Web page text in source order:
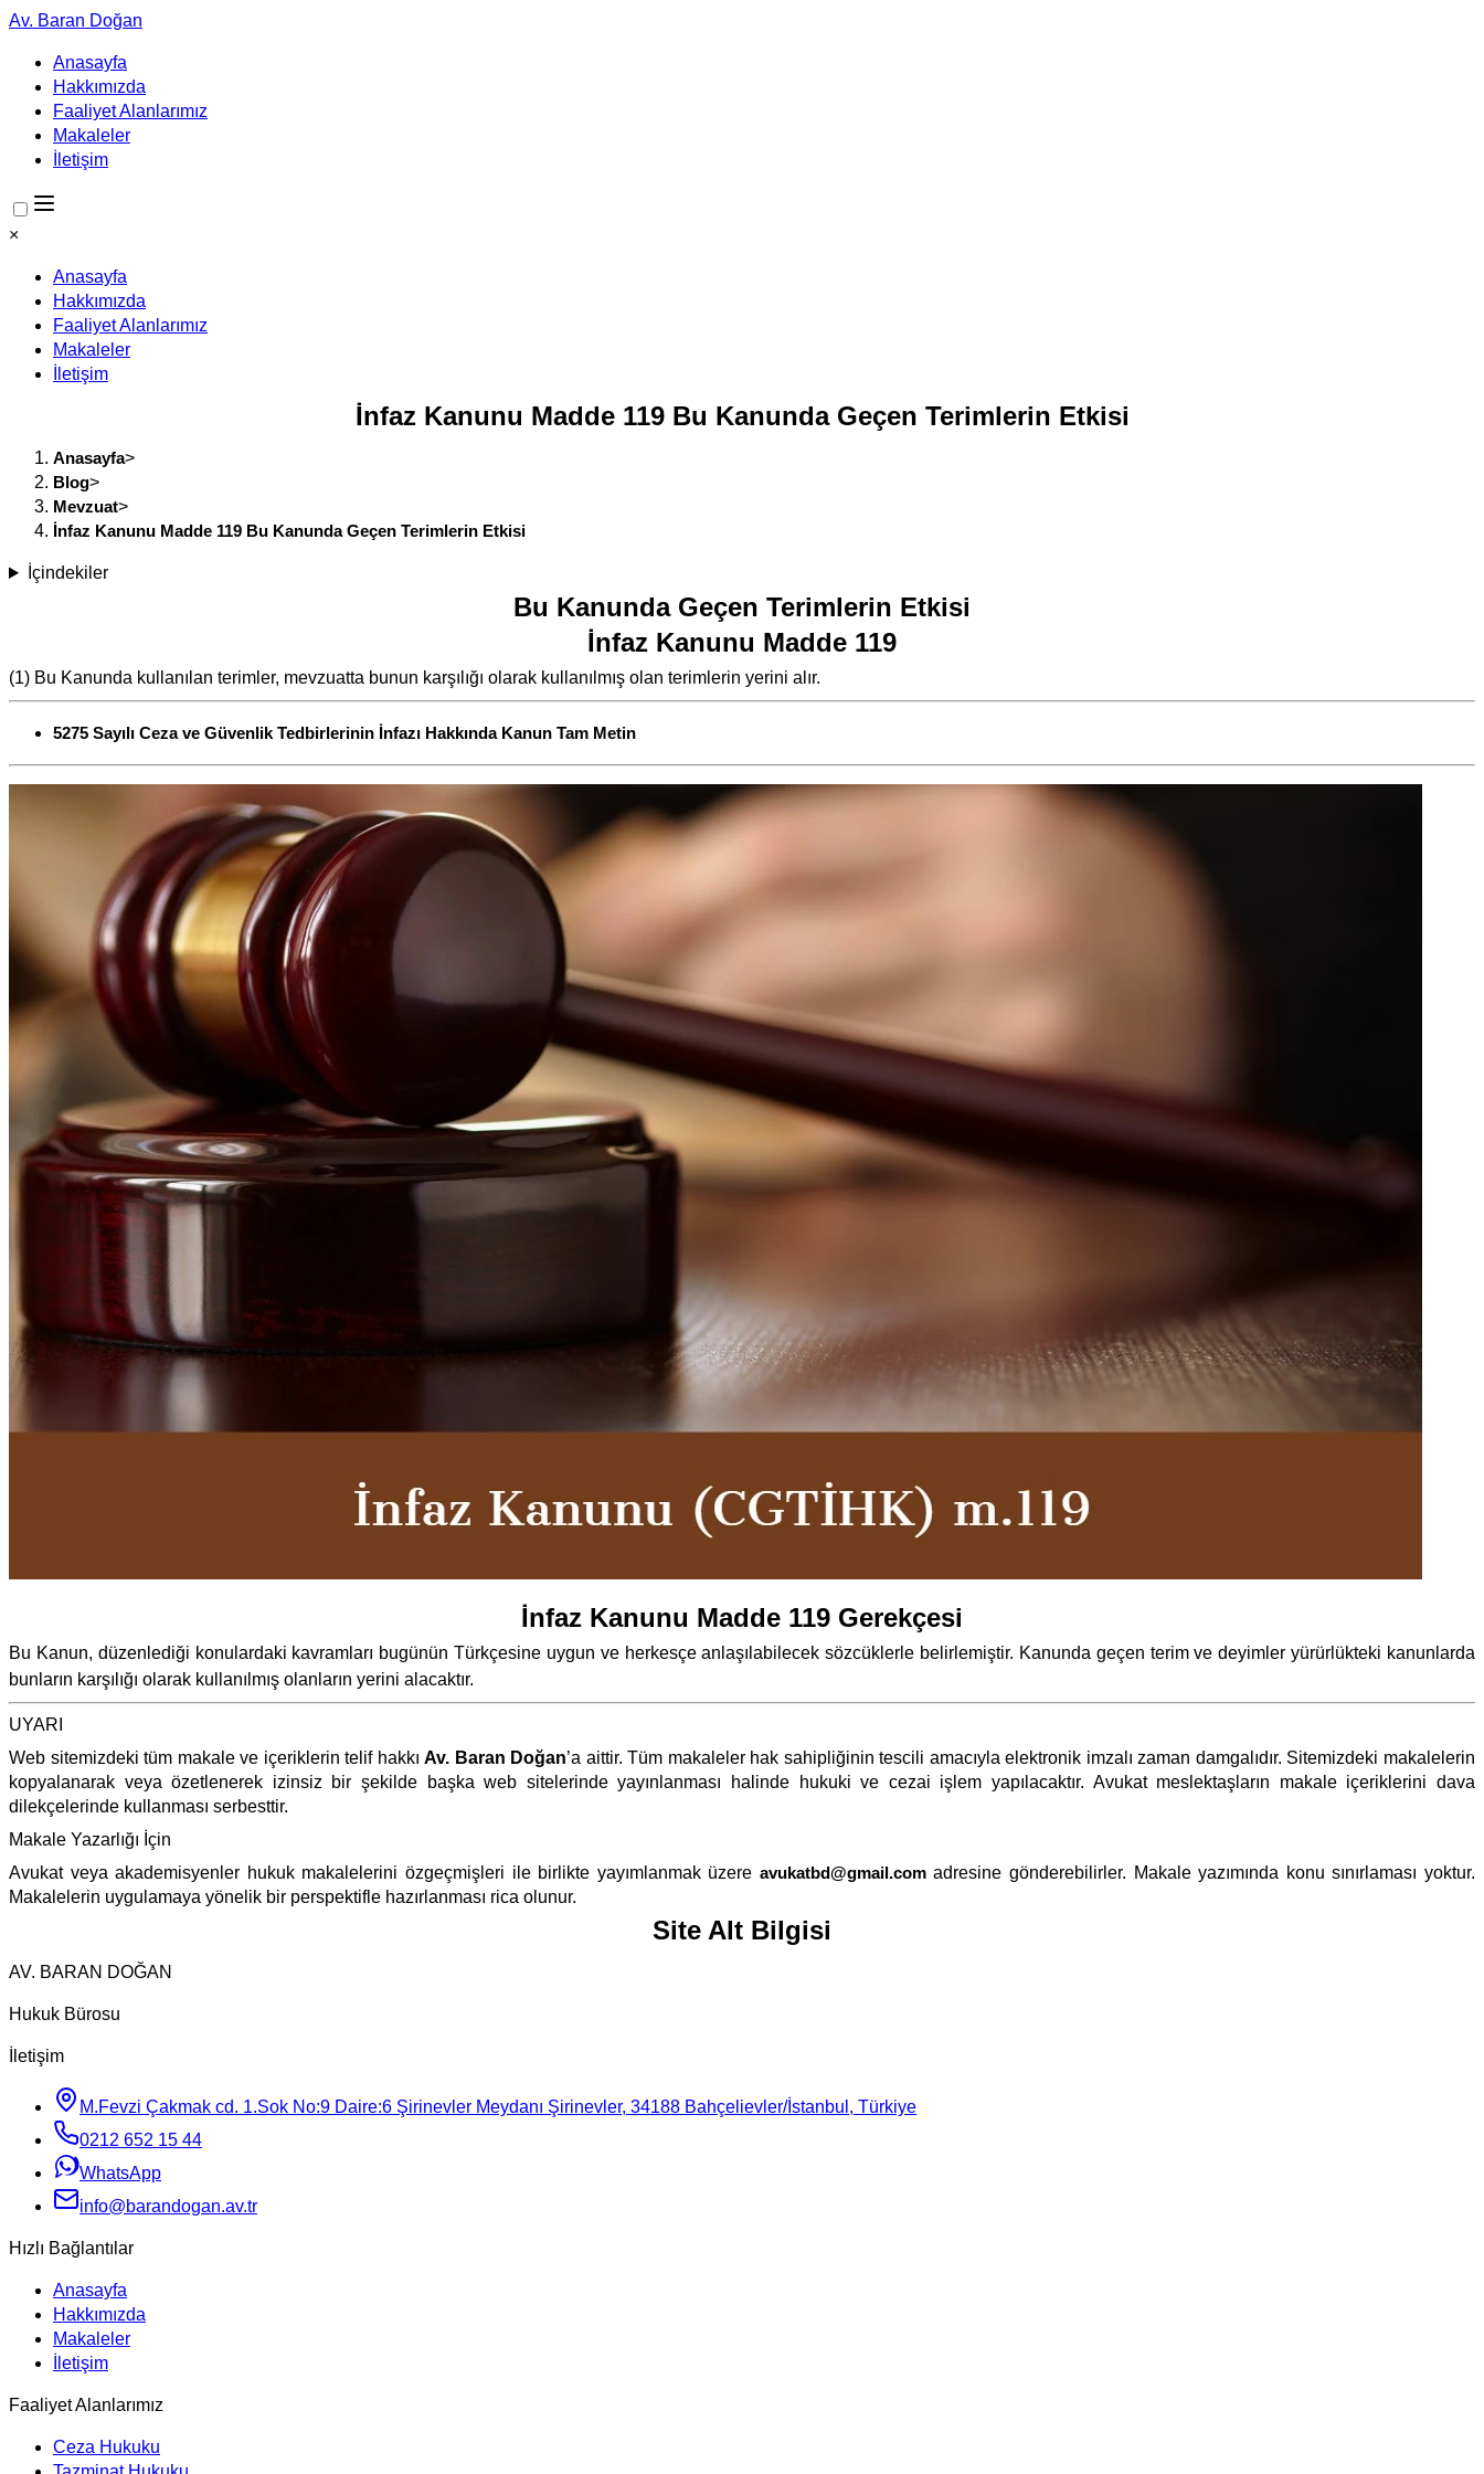
Av. Baran Doğan
Anasayfa
Hakkımızda
Faaliyet Alanlarımız
Makaleler
İletişim
×
Anasayfa
Hakkımızda
Faaliyet Alanlarımız
Makaleler
İletişim
İnfaz Kanunu Madde 119 Bu Kanunda Geçen Terimlerin Etkisi
Anasayfa>
Blog>
Mevzuat>
İnfaz Kanunu Madde 119 Bu Kanunda Geçen Terimlerin Etkisi
İçindekiler
Bu Kanunda Geçen Terimlerin Etkisi
İnfaz Kanunu Madde 119
(1) Bu Kanunda kullanılan terimler, mevzuatta bunun karşılığı olarak kullanılmış olan terimlerin yerini alır.
5275 Sayılı Ceza ve Güvenlik Tedbirlerinin İnfazı Hakkında Kanun Tam Metin
İnfaz Kanunu Madde 119 Gerekçesi
Bu Kanun, düzenlediği konulardaki kavramları bugünün Türkçesine uygun ve herkesçe anlaşılabilecek sözcüklerle belirlemiştir. Kanunda geçen terim ve deyimler yürürlükteki kanunlarda
bunların karşılığı olarak kullanılmış olanların yerini alacaktır.
UYARI
Web sitemizdeki tüm makale ve içeriklerin telif hakkıAv. Baran Doğan’a aittir. Tüm makaleler hak sahipliğinin tescili amacıyla elektronik imzalı zaman damgalıdır. Sitemizdeki makalelerin
kopyalanarak veya özetlenerek izinsiz bir şekilde başka web sitelerinde yayınlanması halinde hukuki ve cezai işlem yapılacaktır. Avukat meslektaşların makale içeriklerini dava
dilekçelerinde kullanması serbesttir.
Makale Yazarlığı İçin
Avukat veya akademisyenler hukuk makalelerini özgeçmişleri ile birlikte yayımlanmak üzere avukatbd@gmail.comadresine gönderebilirler. Makale yazımında konu sınırlaması yoktur.
Makalelerin uygulamaya yönelik bir perspektifle hazırlanması rica olunur.
Site Alt Bilgisi
AV. BARAN DOĞAN
Hukuk Bürosu
İletişim
M.Fevzi Çakmak cd. 1.Sok No:9 Daire:6 Şirinevler Meydanı Şirinevler, 34188 Bahçelievler/İstanbul, Türkiye
0212 652 15 44
WhatsApp
info@barandogan.av.tr
Hızlı Bağlantılar
Anasayfa
Hakkımızda
Makaleler
İletişim
Faaliyet Alanlarımız
Ceza Hukuku